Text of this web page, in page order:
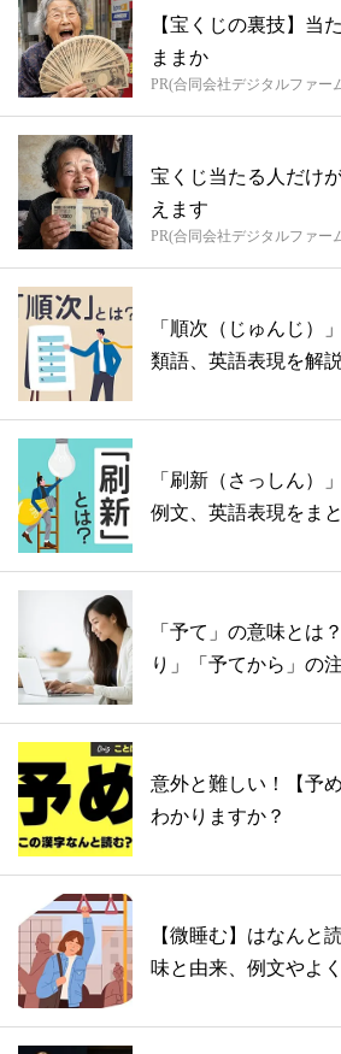
【宝くじの裏技】当
ままか
PR(合同会社デジタルファー
宝くじ当たる人だけ
えます
PR(合同会社デジタルファー
「順次（じゅんじ）
類語、英語表現を解説
「刷新（さっしん）
例文、英語表現をま
「予て」の意味とは
り」「予てから」の
意外と難しい！【予
わかりますか？
【微睡む】はなんと
味と由来、例文やよ